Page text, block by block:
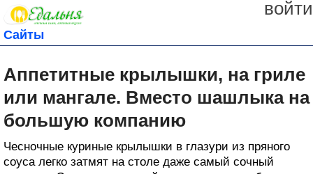
войти
Сайты
Аппетитные крылышки, на гриле
или мангале. Вместо шашлыка на
большую компанию
Чесночные куриные крылышки в глазури из пряного
соуса легко затмят на столе даже самый сочный